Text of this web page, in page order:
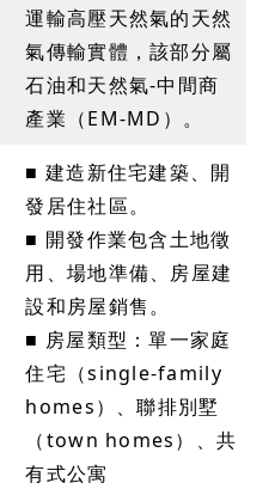
運輸高壓天然氣的天然
氣傳輸實體，該部分屬
石油和天然氣-中間商
產業（EM-MD）。
■ 建造新住宅建築、開
發居住社區。
■ 開發作業包含土地徵
用、場地準備、房屋建
設和房屋銷售。
■ 房屋類型：單一家庭
住宅（single-family
homes）、聯排別墅
（town homes）、共
有式公寓